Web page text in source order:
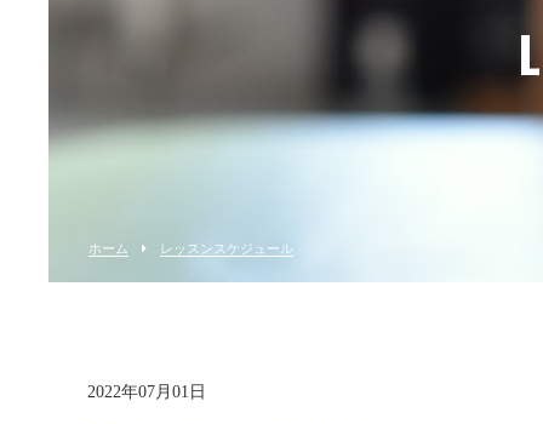
ホーム レッスンスケジュール
2022年07月01日